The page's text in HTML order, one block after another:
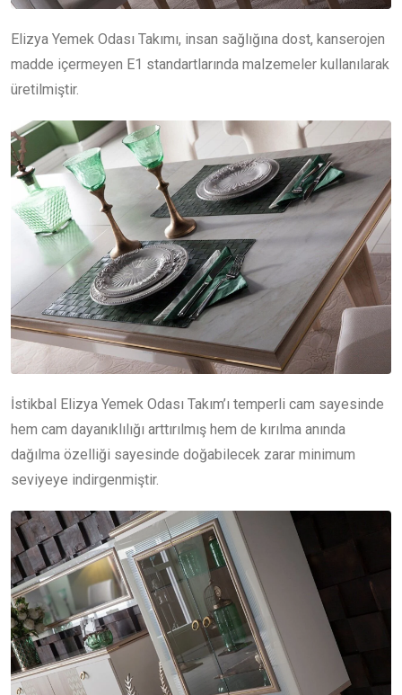
Elizya Yemek Odası Takımı, insan sağlığına dost, kanserojen
madde içermeyen E1 standartlarında malzemeler kullanılarak
üretilmiştir.
İstikbal Elizya Yemek Odası Takım’ı temperli cam sayesinde
hem cam dayanıklılığı arttırılmış hem de kırılma anında
dağılma özelliği sayesinde doğabilecek zarar minimum
seviyeye indirgenmiştir.